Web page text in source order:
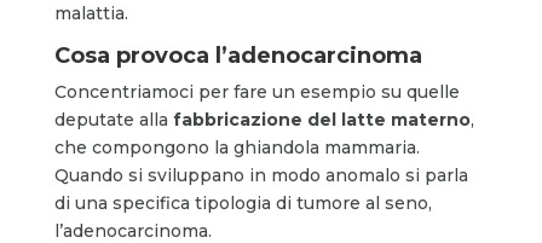
malattia.
Cosa provoca l’adenocarcinoma
Concentriamoci per fare un esempio su quelle
deputate alla fabbricazione del latte materno,
che compongono la ghiandola mammaria.
Quando si sviluppano in modo anomalo si parla
di una specifica tipologia di tumore al seno,
l’adenocarcinoma.